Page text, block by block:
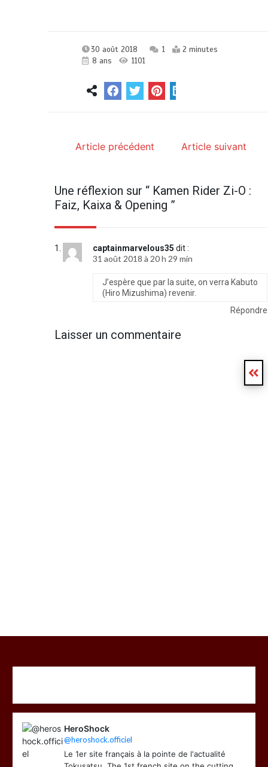
30 août 2018 1
2 minutes
8 ans
1101
Article précédent Article suivant
Une réflexion sur “ Kamen Rider Zi-O :
Faiz, Kaixa & Opening ”
captainmarvelous35 dit :
31 août 2018 à 20 h 29 min
J’espère que par la suite, on verra Kabuto
(Hiro Mizushima) revenir.
Répondre
Laisser un commentaire
HeroShock
@heroshock.officiel
Le 1er site français à la pointe de l'actualité